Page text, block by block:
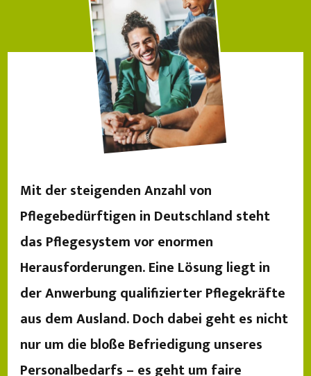
Mit der steigenden Anzahl von
Pflegebedürftigen in Deutschland steht
das Pflegesystem vor enormen
Herausforderungen. Eine Lösung liegt in
der Anwerbung qualifizierter Pflegekräfte
aus dem Ausland. Doch dabei geht es nicht
nur um die bloße Befriedigung unseres
Personalbedarfs – es geht um faire